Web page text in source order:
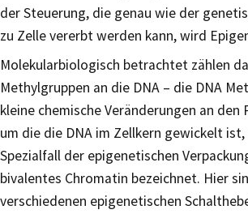
der Steuerung, die genau wie der
zu Zelle vererbt werden kann, wird
Molekularbiologisch betrachtet zählen
Methylgruppen an die DNA – die DNA
kleine chemische Veränderungen an den
um die die DNA im Zellkern gewickelt
Spezialfall der epigenetischen
bivalentes Chromatin bezeichnet. Hier
verschiedenen epigenetischen